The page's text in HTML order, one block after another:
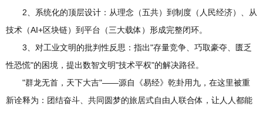
2、系统化的顶层设计：从理念（五共）到制度（人民经济）、从
技术（AI+区块链）到平台（三大载体）形成完整闭环。
3、对工业文明的批判性反思：指出"存量竞争、巧取豪夺、匮乏
性恐慌"的困境，提出数智文明"技术平权"的解决路径。
"群龙无首，天下大吉"——源自《易经》乾卦用九，在这里被重
新诠释为：团结奋斗、共同圆梦的旅居式自由人联合体，让人人都能